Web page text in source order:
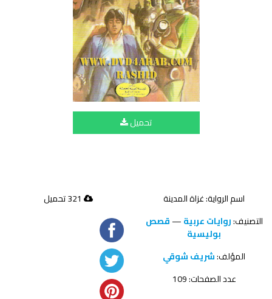
تحميل
اسم الرواية: غزاة المدينة
التصنيف:روايات عربية—قصص
بوليسية
المؤلف:شريف شوقي
عدد الصفحات: 109